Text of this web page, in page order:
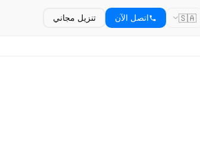
🇸🇦 اتصل الآن تنزيل مجاني